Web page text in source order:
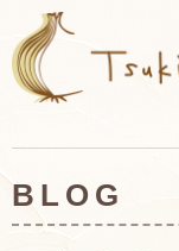
BLOG